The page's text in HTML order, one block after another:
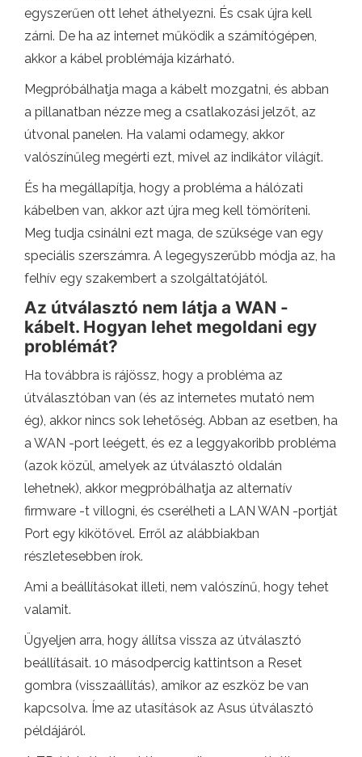
egyszerűen ott lehet áthelyezni. És csak újra kell
zárni. De ha az internet működik a számítógépen,
akkor a kábel problémája kizárható.
Megpróbálhatja maga a kábelt mozgatni, és abban
a pillanatban nézze meg a csatlakozási jelzőt, az
útvonal panelen. Ha valami odamegy, akkor
valószínűleg megérti ezt, mivel az indikátor világít.
És ha megállapítja, hogy a probléma a hálózati
kábelben van, akkor azt újra meg kell tömöríteni.
Meg tudja csinálni ezt maga, de szüksége van egy
speciális szerszámra. A legegyszerűbb módja az, ha
felhív egy szakembert a szolgáltatójától.
Az útválasztó nem látja a WAN -
kábelt. Hogyan lehet megoldani egy
problémát?
Ha továbbra is rájössz, hogy a probléma az
útválasztóban van (és az internetes mutató nem
ég), akkor nincs sok lehetőség. Abban az esetben, ha
a WAN -port leégett, és ez a leggyakoribb probléma
(azok közül, amelyek az útválasztó oldalán
lehetnek), akkor megpróbálhatja az alternatív
firmware -t villogni, és cserélheti a LAN WAN -portját
Port egy kikötővel. Erről az alábbiakban
részletesebben írok.
Ami a beállításokat illeti, nem valószínű, hogy tehet
valamit.
Ügyeljen arra, hogy állítsa vissza az útválasztó
beállításait. 10 másodpercig kattintson a Reset
gombra (visszaállítás), amikor az eszköz be van
kapcsolva. Íme az utasítások az Asus útválasztó
példájáról.